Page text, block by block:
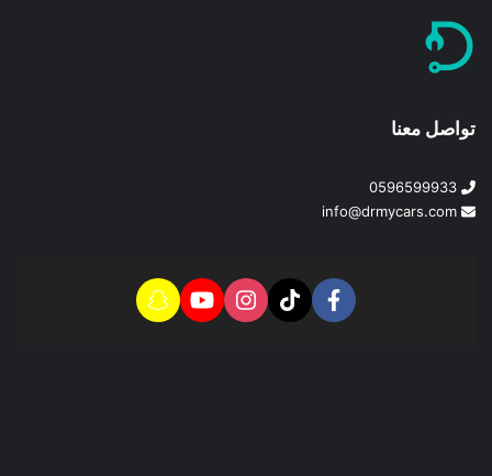
تواصل معنا
0596599933
info@drmycars.com